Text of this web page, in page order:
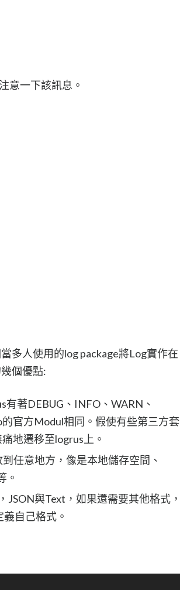
意一下該訊息。
多人使用的log package將Log實作在
個優點:
著DEBUG、INFO、WARN、
官方Modul相同。假使有些第三方套
地遷移至logrus上。
任意地方，像是本地儲存空間、
。
與Text，如果還需要其他格式，
自己格式。